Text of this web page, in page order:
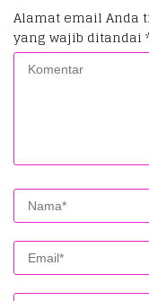
Alamat email Anda
yang wajib ditandai